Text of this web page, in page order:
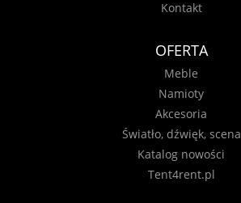
Kontakt
OFERTA
Meble
Namioty
Akcesoria
Światło, dźwięk, scena
Katalog nowości
Tent4rent.pl